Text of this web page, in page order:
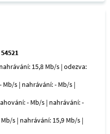
54521
15,8 Mb/s | odezva:
Mb/s | nahrávání: - Mb/s |
- Mb/s | nahrávání: -
s | nahrávání: 15,9 Mb/s |